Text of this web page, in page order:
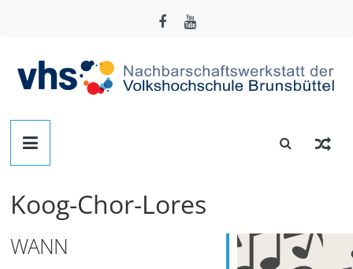
Nachbarschafts-
Werkstatt
Brunsbüttel
Der
Koog-Chor-Lores
WANN